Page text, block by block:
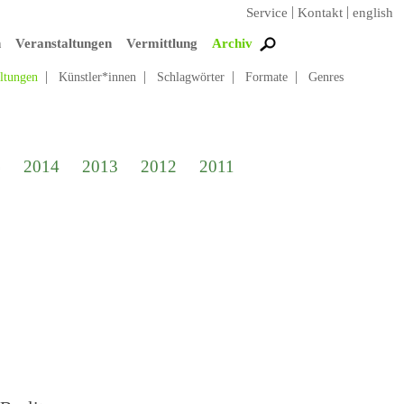
Service Kontakt english
Veranstaltungen Vermittlung Archiv
Künstler*innen Schlagwörter Formate Genres
2014 2013 2012
2011